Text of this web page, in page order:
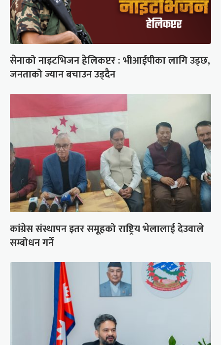
सेनाको नाइटभिजन हेलिकप्टर : भीआईपीका लागि उड्छ,
जनताको ज्यान बचाउन उड्दैन
कांग्रेस संस्थापन इतर समूहको राष्ट्रिय भेलालाई देउवाले
सम्बोधन गर्ने